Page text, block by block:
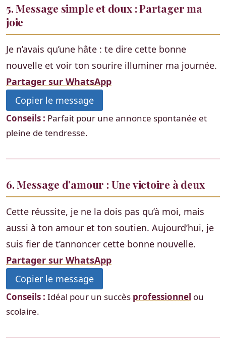
5. Message simple et doux : Partager ma
joie
Je n’avais qu’une hâte : te dire cette bonne
nouvelle et voir ton sourire illuminer ma journée.
Partager sur WhatsApp
Copier le message
Conseils : Parfait pour une annonce spontanée et
pleine de tendresse.
6. Message d’amour : Une victoire à deux
Cette réussite, je ne la dois pas qu’à moi, mais
aussi à ton amour et ton soutien. Aujourd’hui, je
suis fier de t’annoncer cette bonne nouvelle.
Partager sur WhatsApp
Copier le message
Conseils : Idéal pour un succès professionnel ou
scolaire.